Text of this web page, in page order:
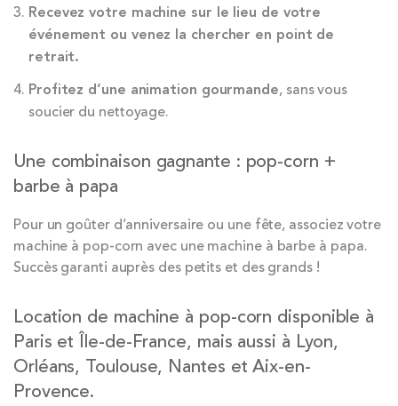
Recevez votre machine sur le lieu de votre
événement ou venez la chercher en point de
retrait.
Profitez d’une animation gourmande, sans vous
soucier du nettoyage.
Une combinaison gagnante : pop-corn +
barbe à papa
Pour un goûter d’anniversaire ou une fête, associez votre
machine à pop-corn avec une machine à barbe à papa.
Succès garanti auprès des petits et des grands !
Location de machine à pop-corn disponible à
Paris et Île-de-France, mais aussi à Lyon,
Orléans, Toulouse, Nantes et Aix-en-
Provence.